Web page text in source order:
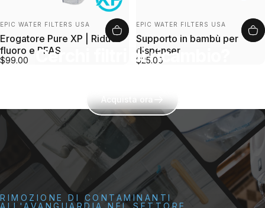
Cerchi filtri di ricambio?
Acquista ora
Fornitore:
EPIC WATER FILTERS USA
Erogatore Pure XP | Riduce
fluoro e PFAS
$99.00
Fornitore:
EPIC WATER FILTERS USA
Supporto in bambù per
dispenser
$25.00
RIMOZIONE DI CONTAMINANTI
ALL'AVANGUARDIA NEL SETTORE